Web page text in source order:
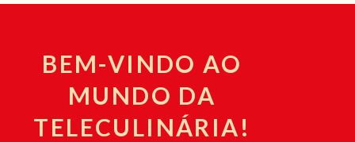
BEM-VINDO AO
MUNDO DA
TELECULINÁRIA!